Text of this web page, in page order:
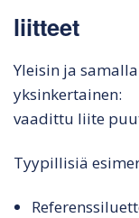
liitteet
Yleisin ja
yksinkertainen:
vaadittu liite
Tyypillisiä